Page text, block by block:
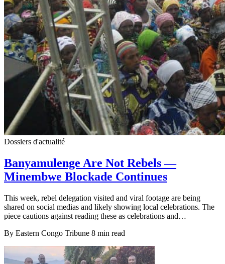
Dossiers d'actualité
Banyamulenge Are Not Rebels —
Minembwe Blockade Continues
This week, rebel delegation visited and viral footage are being
shared on social medias and likely showing local celebrations. The
piece cautions against reading these as celebrations and…
By Eastern Congo Tribune 8 min read